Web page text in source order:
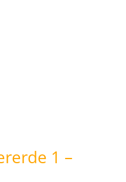
1 –